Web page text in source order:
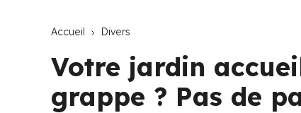
Accueil Divers
Votre jardin
grappe ? Pas de